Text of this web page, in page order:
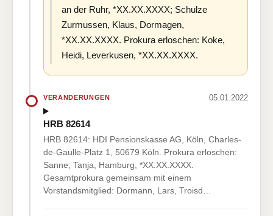
an der Ruhr, *XX.XX.XXXX; Schulze
Zurmussen, Klaus, Dormagen,
*XX.XX.XXXX. Prokura erloschen: Koke,
Heidi, Leverkusen, *XX.XX.XXXX.
VERÄNDERUNGEN 05.01.2022
HRB 82614
HRB 82614: HDI Pensionskasse AG, Köln, Charles-
de-Gaulle-Platz 1, 50679 Köln. Prokura erloschen:
Sanne, Tanja, Hamburg, *XX.XX.XXXX.
Gesamtprokura gemeinsam mit einem
Vorstandsmitglied: Dormann, Lars, Troisd…